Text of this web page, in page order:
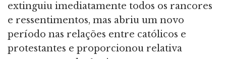
extinguiu imediatamente todos os rancores
e ressentimentos, mas abriu um novo
período nas relações entre católicos e
protestantes e proporcionou relativa